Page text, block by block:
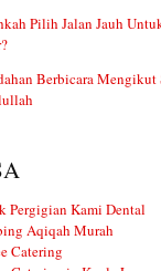
Pilih Jalan Jauh
Berbicara Mengikut
Pergigian Kami Dental
Aqiqah Murah
Catering